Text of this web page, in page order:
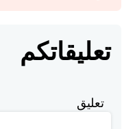
تعليقاتكم
تعليق